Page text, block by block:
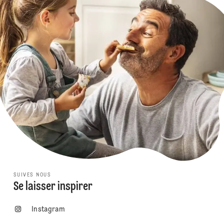
SUIVES NOUS
Se laisser inspirer
Instagram